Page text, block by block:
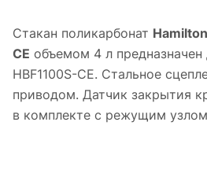
Стакан поликарбонат
CE объемом 4 л предназначен
HBF1100S-CE. ​Стальное
приводом. Датчик закрытия
в комплекте с режущим